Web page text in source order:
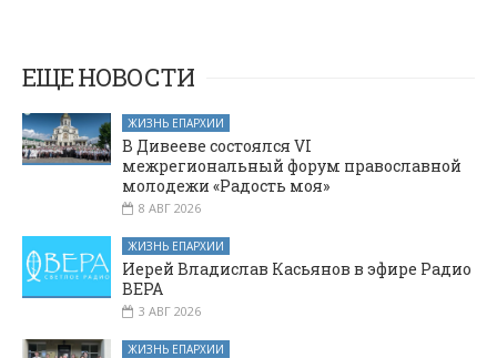
встреча
объединила
ремесло и веру
Октябрьского
района
ЕЩЕ НОВОСТИ
ЖИЗНЬ ЕПАРХИИ
В Дивееве состоялся VI
межрегиональный форум православной
молодежи «Радость моя»
8 АВГ 2026
ЖИЗНЬ ЕПАРХИИ
Иерей Владислав Касьянов в эфире Радио
ВЕРА
3 АВГ 2026
ЖИЗНЬ ЕПАРХИИ